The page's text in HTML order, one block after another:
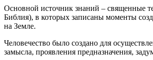
Основной источник знаний – священные
Библия), в которых записаны моменты
на Земле.
Человечество было создано для
замысла, проявления предназначения,